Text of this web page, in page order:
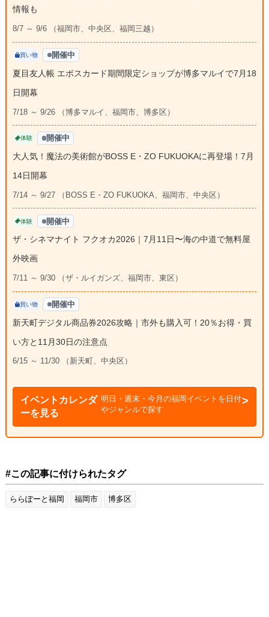
情報も
8/7 ～ 9/6 （福岡市、中央区、福岡三越）
買い物 開催中
夏目友人帳 エポスカード期間限定ショップが博多マルイで7月18
日開幕
7/18 ～ 9/26 （博多マルイ、福岡市、博多区）
体験 開催中
大人気！魔法の美術館がBOSS E・ZO FUKUOKAに再登場！7月
14日開幕
7/14 ～ 9/27 （BOSS E・ZO FUKUOKA、福岡市、中央区）
体験 開催中
ザ・シネマナイト フクオカ2026｜7月11日〜海の中道で無料屋
外映画
7/11 ～ 9/30 （ザ・ルイガンズ、福岡市、東区）
買い物 開催中
新天町デジタル商品券2026攻略｜市外も購入可！20％お得・買
い方と11月30日の注意点
6/15 ～ 11/30 （新天町、中央区）
イベントカレンダ
ーを見る
明日・週末・今月の福岡イベントを日付
やジャンルで探す
#この記事に付けられたタグ
ららぽーと福岡 福岡市 博多区